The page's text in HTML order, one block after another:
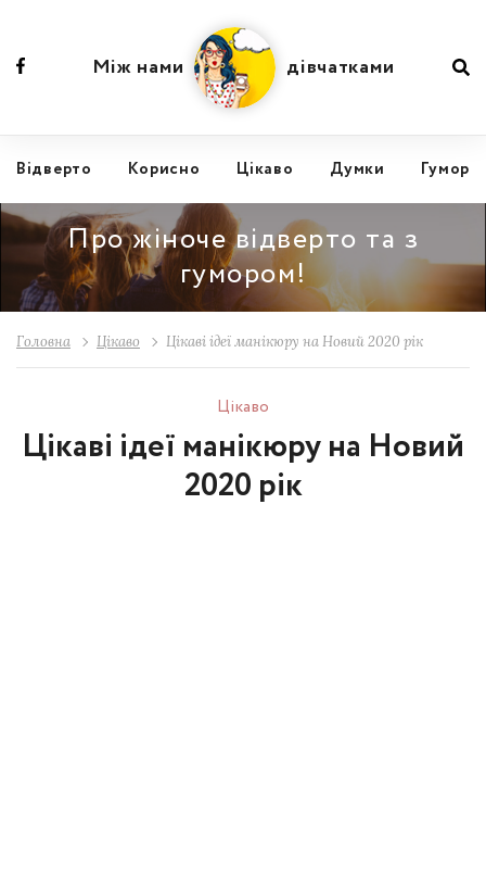
Відвертo Корисно Цікаво Думки Гумор
Між нами дівчатками
Про жіноче відверто та з
гумором!
Головна Цікаво Цікаві ідеї манікюру на Новий 2020 рік
Цікаво
Цікаві ідеї манікюру на Новий
2020 рік